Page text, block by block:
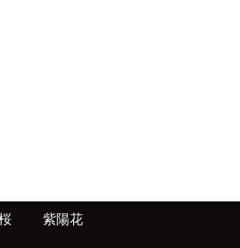
紫陽花